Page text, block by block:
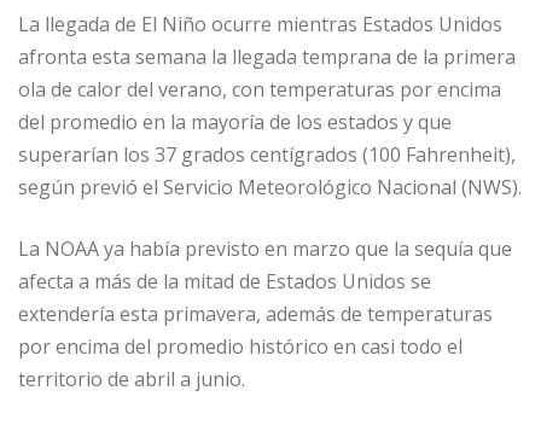
La llegada de El Niño ocurre mientras Estados Unidos
afronta esta semana la llegada temprana de la primera
ola de calor del verano, con temperaturas por encima
del promedio en la mayoría de los estados y que
superarían los 37 grados centígrados (100 Fahrenheit),
según previó el Servicio Meteorológico Nacional (NWS).
La NOAA ya había previsto en marzo que la sequía que
afecta a más de la mitad de Estados Unidos se
extendería esta primavera, además de temperaturas
por encima del promedio histórico en casi todo el
territorio de abril a junio.